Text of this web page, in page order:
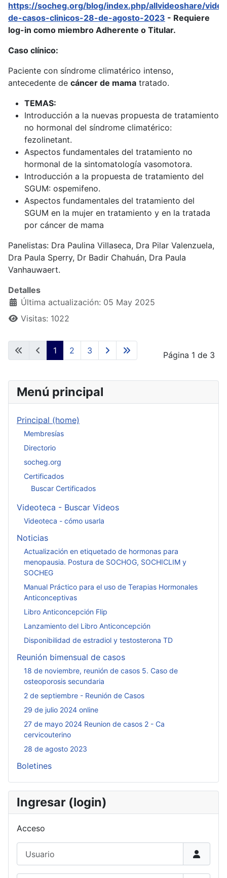
https://socheg.org/blog/index.php/allvideoshare/
de-casos-clinicos-28-de-agosto-2023 - Requiere
log-in como miembro Adherente o Titular.
Caso clínico:
Paciente con síndrome climatérico intenso,
antecedente de cáncer de mama tratado.
TEMAS:
Introducción a la nuevas propuesta de tratamiento
no hormonal del síndrome climatérico:
fezolinetant.
Aspectos fundamentales del tratamiento no
hormonal de la sintomatología vasomotora.
Introducción a la propuesta de tratamiento del
SGUM: ospemifeno.
Aspectos fundamentales del tratamiento del
SGUM en la mujer en tratamiento y en la tratada
por cáncer de mama
Panelistas: Dra Paulina Villaseca, Dra Pilar Valenzuela,
Dra Paula Sperry, Dr Badir Chahuán, Dra Paula
Vanhauwaert.
Detalles
Última actualización: 05 May 2025
Visitas: 1022
Página 1 de 3
1 2 3
Menú principal
Principal (home)
Membresías
Directorio
socheg.org
Certificados
Buscar Certificados
Videoteca - Buscar Videos
Videoteca - cómo usarla
Noticias
Actualización en etiquetado de hormonas para
menopausia. Postura de SOCHOG, SOCHICLIM y
SOCHEG
Manual Práctico para el uso de Terapias Hormonales
Anticonceptivas
Libro Anticoncepción Flip
Lanzamiento del Libro Anticoncepción
Disponibilidad de estradiol y testosterona TD
Reunión bimensual de casos
18 de noviembre, reunión de casos 5. Caso de
osteoporosis secundaria
2 de septiembre - Reunión de Casos
29 de julio 2024 online
27 de mayo 2024 Reunion de casos 2 - Ca
cervicouterino
28 de agosto 2023
Boletines
Ingresar (login)
Acceso